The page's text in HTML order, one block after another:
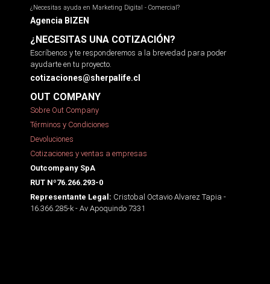
¿Necesitas ayuda en Marketing Digital - Comercial?
Agencia BIZEN
¿NECESITAS UNA COTIZACIÓN?
Escríbenos y te responderemos a la brevedad para poder
ayudarte en tu proyecto.
cotizaciones@sherpalife.cl
OUT COMPANY
Sobre Out Company
Términos y Condiciones
Devoluciones
Cotizaciones y ventas a empresas
Outcompany SpA
RUT Nº76.266.293-0
Representante Legal: Cristobal Octavio Alvarez Tapia -
16.366.285-k - Av Apoquindo 7331